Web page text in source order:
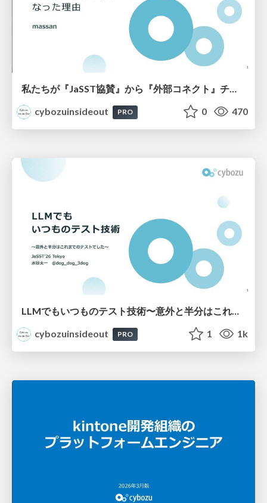
私たちが『JaSST協賛』から『外部コネクト』チームになった理由
cybozuinsideout
PRO 0 470
LLMでもいつものテスト技術〜意外と半分はこれまでのテストでした〜
cybozuinsideout
PRO 1 1k